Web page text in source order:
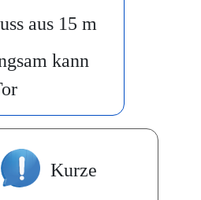
aus 15 m
kann
Kurze